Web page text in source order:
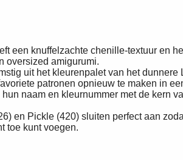
een knuffelzachte chenille-textuur en
oversized amigurumi.
uit het kleurenpalet van het dunnere
patronen opnieuw te maken in
naam en kleurnummer met de kern
en Pickle (420) sluiten perfect aan
toe kunt voegen.